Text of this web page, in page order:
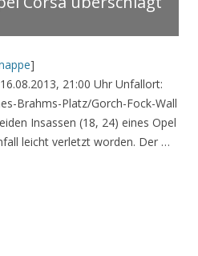
]
21:00 Uhr Unfallort:
Brahms-Platz/Gorch-Fock-Wall
Insassen (18, 24) eines Opel
leicht verletzt worden. Der …